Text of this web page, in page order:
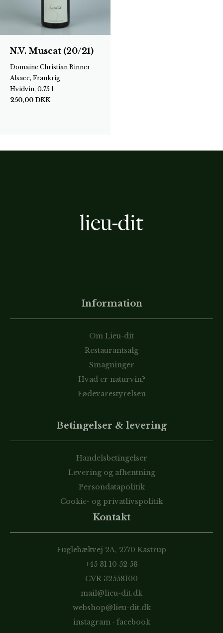
N.V. Muscat (20/21)
Domaine Christian Binner
Alsace, Frankrig
Hvidvin, 0.75 l
250,00 DKK
Information
Om Lieu-dit
Restaurantsalg
Smagninger
Hvad er naturvin?
Fødevarestyrelsen
Betingelser & levering
Handelsbetingelser
Levering og afhentning
Persondatapolitik
Cookie- og privatlivspolitik
Kontakt
Fuglebækvej 2A, 2770 Kastrup
+45 31 10 52 58
CVR 32558100
mail@lieu-dit.dk
webshop@lieu-dit.dk
instagram· facebook